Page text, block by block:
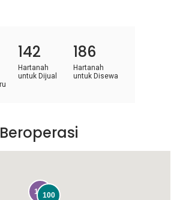
142
Hartanah
untuk Dijual
186
Hartanah
untuk Disewa
100100